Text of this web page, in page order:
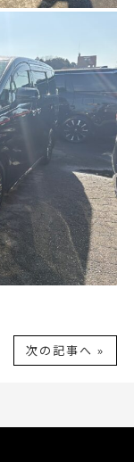
次の記事へ »